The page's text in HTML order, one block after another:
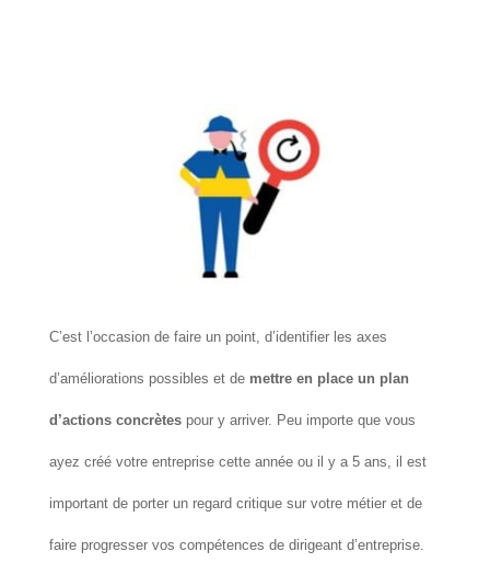
C’est l’occasion de faire un point, d’identifier les axes
d’améliorations possibles et de mettre en place un plan
d’actions concrètespour y arriver. Peu importe que vous
ayez créé votre entreprise cette année ou il y a 5 ans, il est
important de porter un regard critique sur votre métier et de
faire progresser vos compétences de dirigeant d’entreprise.